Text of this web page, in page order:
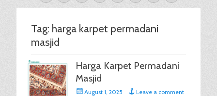
Tag: harga karpet permadani
masjid
Harga Karpet Permadani
Masjid
PostedAugust 1, 2025 Leave a comment